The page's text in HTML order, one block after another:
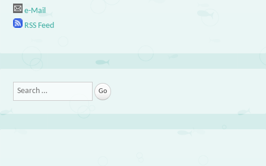
e-Mail
RSS Feed
Search